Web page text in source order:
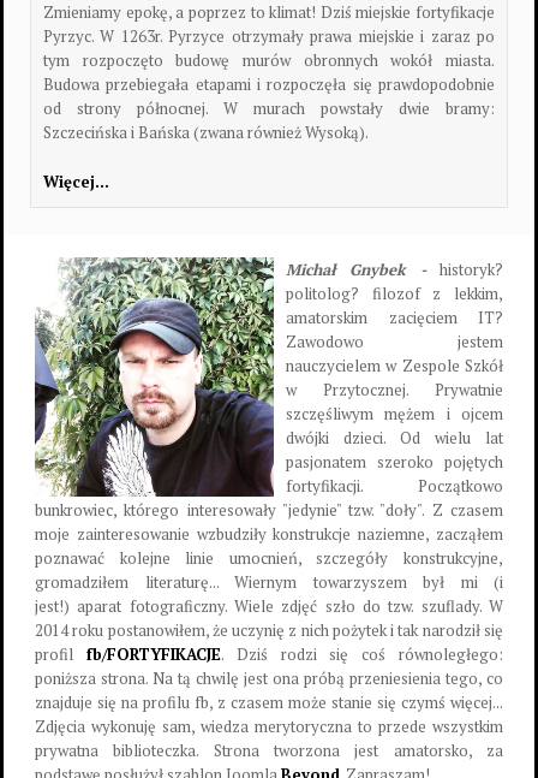
Zmieniamy epokę, a poprzez to klimat! Dziś miejskie fortyfikacje
Pyrzyc. W 1263r. Pyrzyce otrzymały prawa miejskie i zaraz po
tym rozpoczęto budowę murów obronnych wokół miasta.
Budowa przebiegała etapami i rozpoczęła się prawdopodobnie
od strony północnej. W murach powstały dwie bramy:
Szczecińska i Bańska (zwana również Wysoką).
Więcej…
Michał Gnybek - historyk?
politolog? filozof z lekkim,
amatorskim zacięciem IT?
Zawodowo jestem
nauczycielem w Zespole Szkół
w Przytocznej. Prywatnie
szczęśliwym mężem i ojcem
dwójki dzieci. Od wielu lat
pasjonatem szeroko pojętych
fortyfikacji. Początkowo
bunkrowiec, którego interesowały "jedynie" tzw. "doły". Z czasem
moje zainteresowanie wzbudziły konstrukcje naziemne, zacząłem
poznawać kolejne linie umocnień, szczegóły konstrukcyjne,
gromadziłem literaturę... Wiernym towarzyszem był mi (i
jest!) aparat fotograficzny. Wiele zdjęć szło do tzw. szuflady. W
2014 roku postanowiłem, że uczynię z nich pożytek i tak narodził się
profil fb/FORTYFIKACJE. Dziś rodzi się coś równoległego:
poniższa strona. Na tą chwilę jest ona próbą przeniesienia tego, co
znajduje się na profilu fb, z czasem może stanie się czymś więcej...
Zdjęcia wykonuję sam, wiedza merytoryczna to przede wszystkim
prywatna biblioteczka. Strona tworzona jest amatorsko, za